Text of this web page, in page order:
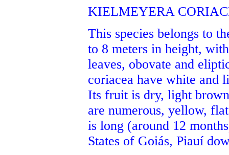
KIELMEYERA
This species belongs to
to 8 meters in height,
leaves, obovate and
coriacea have white and
Its fruit is dry, light
are numerous, yellow,
is long (around 12
States of Goiás, Piauí